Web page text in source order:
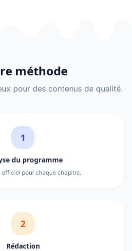
méthode
pour des contenus de qualité.
1
du programme
officiel pour chaque chapitre.
2
Rédaction